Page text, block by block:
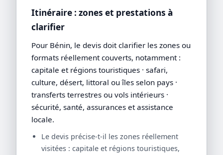
Itinéraire : zones et prestations à
clarifier
Pour Bénin, le devis doit clarifier les zones ou
formats réellement couverts, notamment :
capitale et régions touristiques · safari,
culture, désert, littoral ou îles selon pays ·
transferts terrestres ou vols intérieurs ·
sécurité, santé, assurances et assistance
locale.
Le devis précise-t-il les zones réellement
visitées : capitale et régions touristiques,